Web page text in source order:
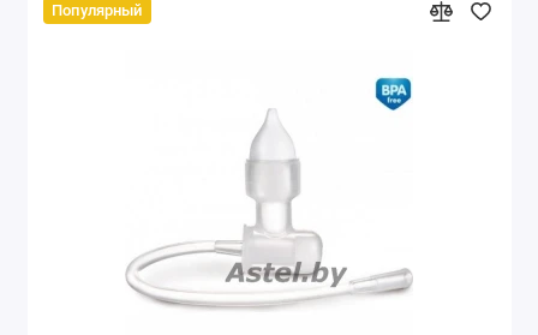
Популярный